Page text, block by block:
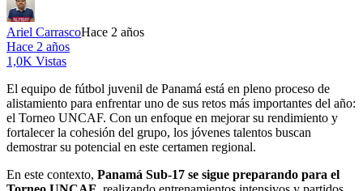
Ariel CarrascoHace 2 años
Hace 2 años
1,0K Vistas
El equipo de fútbol juvenil de Panamá está en pleno proceso de
alistamiento para enfrentar uno de sus retos más importantes del año:
el Torneo UNCAF. Con un enfoque en mejorar su rendimiento y
fortalecer la cohesión del grupo, los jóvenes talentos buscan
demostrar su potencial en este certamen regional.
En este contexto, Panamá Sub-17 se sigue preparando para el